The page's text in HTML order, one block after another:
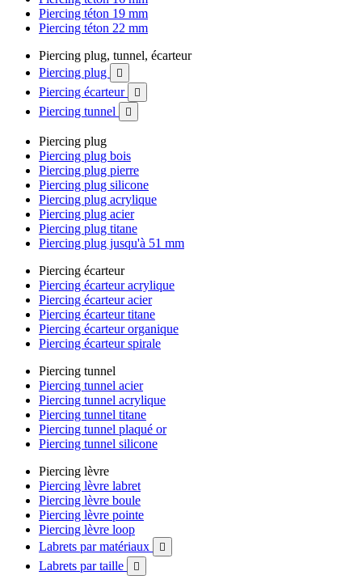
Piercing téton 19 mm
Piercing téton 22 mm
Piercing plug, tunnel, écarteur
Piercing plug

Piercing écarteur 
Piercing tunnel 
Piercing plug
Piercing plug bois
Piercing plug pierre
Piercing plug silicone
Piercing plug acrylique
Piercing plug acier
Piercing plug titane
Piercing plug jusqu'à 51 mm
Piercing écarteur
Piercing écarteur acrylique
Piercing écarteur acier
Piercing écarteur titane
Piercing écarteur organique
Piercing écarteur spirale
Piercing tunnel
Piercing tunnel acier
Piercing tunnel acrylique
Piercing tunnel titane
Piercing tunnel plaqué or
Piercing tunnel silicone
Piercing lèvre
Piercing lèvre labret
Piercing lèvre boule
Piercing lèvre pointe
Piercing lèvre loop
Labrets par matériaux

Labrets par taille 